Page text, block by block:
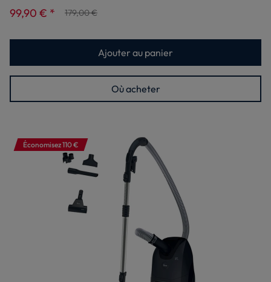
99,90 € * 179,00 €
Ajouter au panier
Où acheter
Économisez 110 €